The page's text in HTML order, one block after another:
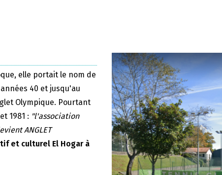
elle portait le nom de
40 et jusqu'au
Olympique. Pourtant
1981 : "l'association
ANGLET
et culturel El Hogar à